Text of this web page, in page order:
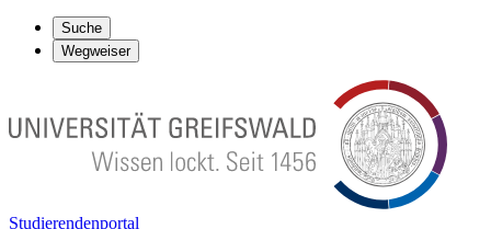
Suche
Wegweiser
Studierendenportal